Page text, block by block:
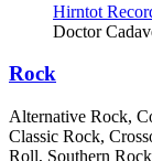
Hirntot
Doctor
Rock
Alternative Rock,
Classic Rock,
Roll, Southern Rock